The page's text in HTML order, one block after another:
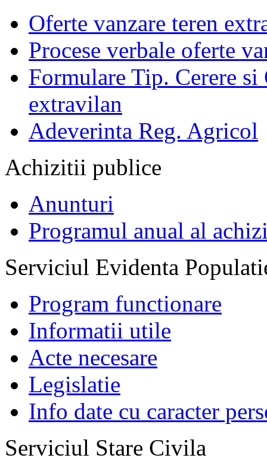
Oferte vanzare teren
Procese verbale oferte
Formulare Tip. Cerere si
extravilan
Adeverinta Reg. Agricol
Achizitii publice
Anunturi
Programul anual al
Serviciul Evidenta
Program functionare
Informatii utile
Acte necesare
Legislatie
Info date cu caracter
Serviciul Stare Civila